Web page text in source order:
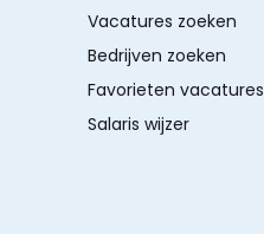
Vacatures zoeken
Bedrijven zoeken
Favorieten vacatures
Salaris wijzer